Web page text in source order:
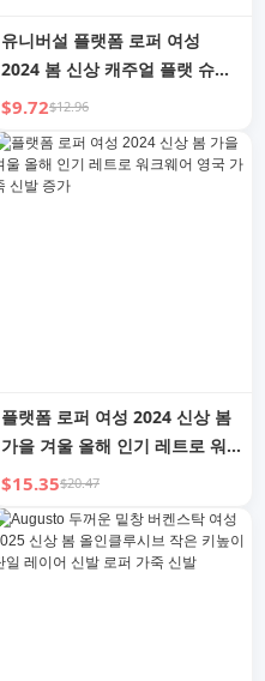
유니버설 플랫폼 로퍼 여성
2024 봄 신상 캐주얼 플랫 슈즈
레이스업 영국 가죽 신발 높이
증가
$9.72$12.96
플랫폼 로퍼 여성 2024 신상 봄
가을 겨울 올해 인기 레트로 워
크웨어 영국 가죽 신발 증가
$15.35$20.47